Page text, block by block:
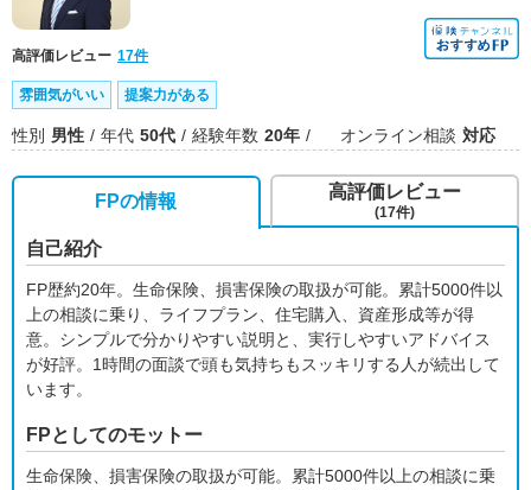
高評価レビュー 17件
雰囲気がいい 提案力がある
性別 男性 年代 50代 経験年数 20年 オンライン相談 対応
FPの情報
自己紹介
FP歴約20年。生命保険、損害保険の取扱が可能。累計5000件以
上の相談に乗り、ライフプラン、住宅購入、資産形成等が得
意。シンプルで分かりやすい説明と、実行しやすいアドバイス
が好評。1時間の面談で頭も気持ちもスッキリする人が続出して
います。
FPとしてのモットー
生命保険、損害保険の取扱が可能。累計5000件以上の相談に乗
高評価レビュー
(17件)